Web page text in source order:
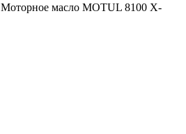
Моторное масло MOTUL 8100 X-